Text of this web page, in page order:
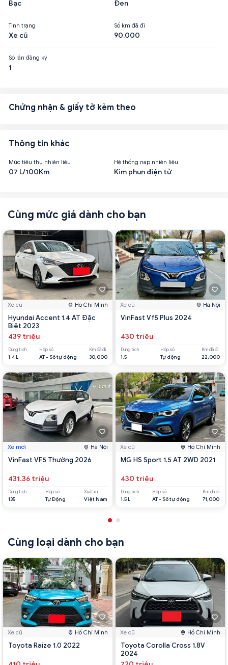
Bạc Đen
Tình trạng
Xe cũ
Số km đã đi
90,000
Số lần đăng ký
1
Chứng nhận & giấy tờ kèm theo
Thông tin khác
Mức tiêu thụ nhiên liệu
07 L/100Km
Hệ thống nạp nhiên liệu
Kim phun điện tử
Cùng mức giá dành cho bạn
Xe cũ Hồ Chí Minh
Hyundai Accent 1.4 AT Đặc
Biệt 2023
439 triệu
Dung tích
1.4 L
Hộp số
AT - Số tự động
Km đã đi
30,000
Xe mới Hà Nội
VinFast VF5 Thường 2026
431.36 triệu
Dung tích
135
Hộp số
Tự Động
Xuất xứ
Việt Nam
Xe cũ Hà Nội
VinFast Vf5 Plus 2024
430 triệu
Dung tích
1.5
Hộp số
Tự động
Km đã đi
22,000
Xe cũ Hồ Chí Minh
MG HS Sport 1.5 AT 2WD 2021
430 triệu
Dung tích
1.5 L
Hộp số
AT - Số tự động
Km đã đi
71,000
Cùng loại dành cho bạn
Xe cũ Hồ Chí Minh
Toyota Raize 1.0 2022
Xe cũ Hồ Chí Minh
Toyota Corolla Cross 1.8V
2024